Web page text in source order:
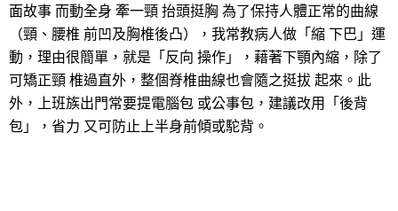
面故事 而動全身 牽一頸 抬頭挺胸 為了保持人體正常的曲線
（頸、腰椎 前凹及胸椎後凸），我常教病人做「縮 下巴」運
動，理由很簡單，就是「反向 操作」，藉著下顎內縮，除了
可矯正頸 椎過直外，整個脊椎曲線也會隨之挺拔 起來。此
外，上班族出門常要提電腦包 或公事包，建議改用「後背
包」，省力 又可防止上半身前傾或駝背。